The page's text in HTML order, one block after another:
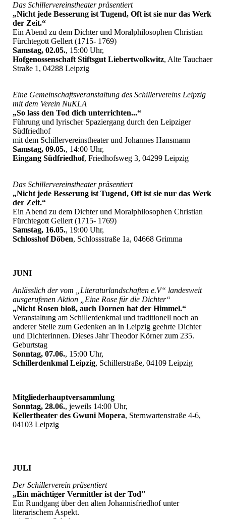
Das Schillervereinstheater präsentiert
„Nicht jede Besserung ist Tugend, Oft ist sie nur das Werk
der Zeit.“
Ein Abend zu dem Dichter und Moralphilosophen Christian
Fürchtegott Gellert (1715- 1769)
Samstag, 02.05., 15:00 Uhr,
Hofgenossenschaft Stiftsgut Liebertwolkwitz, Alte Tauchaer
Straße 1, 04288 Leipzig
Eine Gemeinschaftsveranstaltung des Schillervereins Leipzig
mit dem Verein NuKLA
„So lass den Tod dich unterrichten...“
Führung und lyrischer Spaziergang durch den Leipziger
Südfriedhof
mit dem Schillervereinstheater und Johannes Hansmann
Samstag, 09.05., 14:00 Uhr,
Eingang Südfriedhof, Friedhofsweg 3, 04299 Leipzig
Das Schillervereinstheater präsentiert
„Nicht jede Besserung ist Tugend, Oft ist sie nur das Werk
der Zeit.“
Ein Abend zu dem Dichter und Moralphilosophen Christian
Fürchtegott Gellert (1715- 1769)
Samstag, 16.05., 19:00 Uhr,
Schlosshof Döben, Schlossstraße 1a, 04668 Grimma
JUNI
Anlässlich der vom „Literaturlandschaften e.V“ landesweit
ausgerufenen Aktion „Eine Rose für die Dichter“
„Nicht Rosen bloß, auch Dornen hat der Himmel.“
Veranstaltung am Schillerdenkmal und traditionell noch an
anderer Stelle zum Gedenken an in Leipzig geehrte Dichter
und Dichterinnen. Dieses Jahr Theodor Körner zum 235.
Geburtstag
Sonntag, 07.06., 15:00 Uhr,
Schillerdenkmal Leipzig, Schillerstraße, 04109 Leipzig
Mitgliederhauptversammlung
Sonntag, 28.06., jeweils 14:00 Uhr,
Kellertheater des Gwuni Mopera, Sternwartenstraße 4-6,
04103 Leipzig
JULI
Der Schillerverein präsentiert
„Ein mächtiger Vermittler ist der Tod"
Ein Rundgang über den alten Johannisfriedhof unter
literarischem Aspekt.